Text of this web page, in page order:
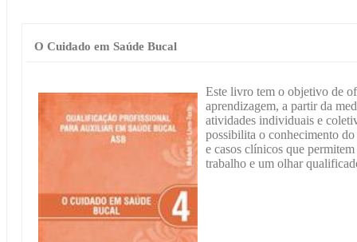
O Cuidado em Saúde Bucal
Este livro tem o objetivo de
aprendizagem, a partir da
atividades individuais e
possibilita o conhecimento
e casos clínicos que
trabalho e um olhar